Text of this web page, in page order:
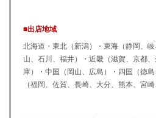
■出店地域
北海道・東北（新潟）・東海（静岡、
山、石川、福井）・近畿（滋賀、京都
庫）・中国（岡山、広島）・四国（徳
（福岡、佐賀、長崎、大分、熊本、宮